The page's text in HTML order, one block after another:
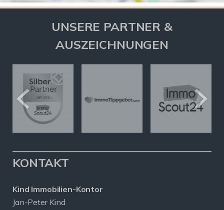
UNSERE PARTNER &
AUSZEICHNUNGEN
KONTAKT
Kind Immobilien-Kontor
Jan-Peter Kind